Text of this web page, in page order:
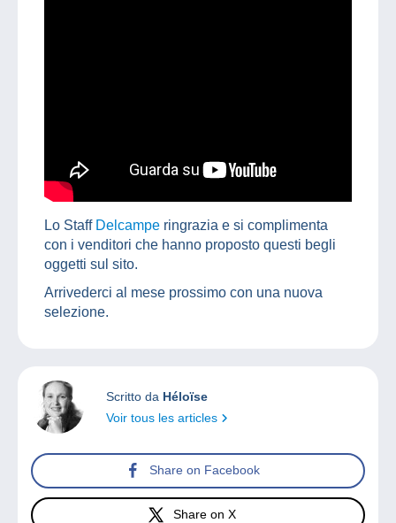
Lo Staff Delcampe ringrazia e si complimenta
con i venditori che hanno proposto questi begli
oggetti sul sito.
Arrivederci al mese prossimo con una nuova
selezione.
Scritto da Héloïse
Voir tous les articles
Share on Facebook
Share on X